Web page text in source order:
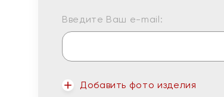
Введите Ваш e-mail:
Добавить фото изделия